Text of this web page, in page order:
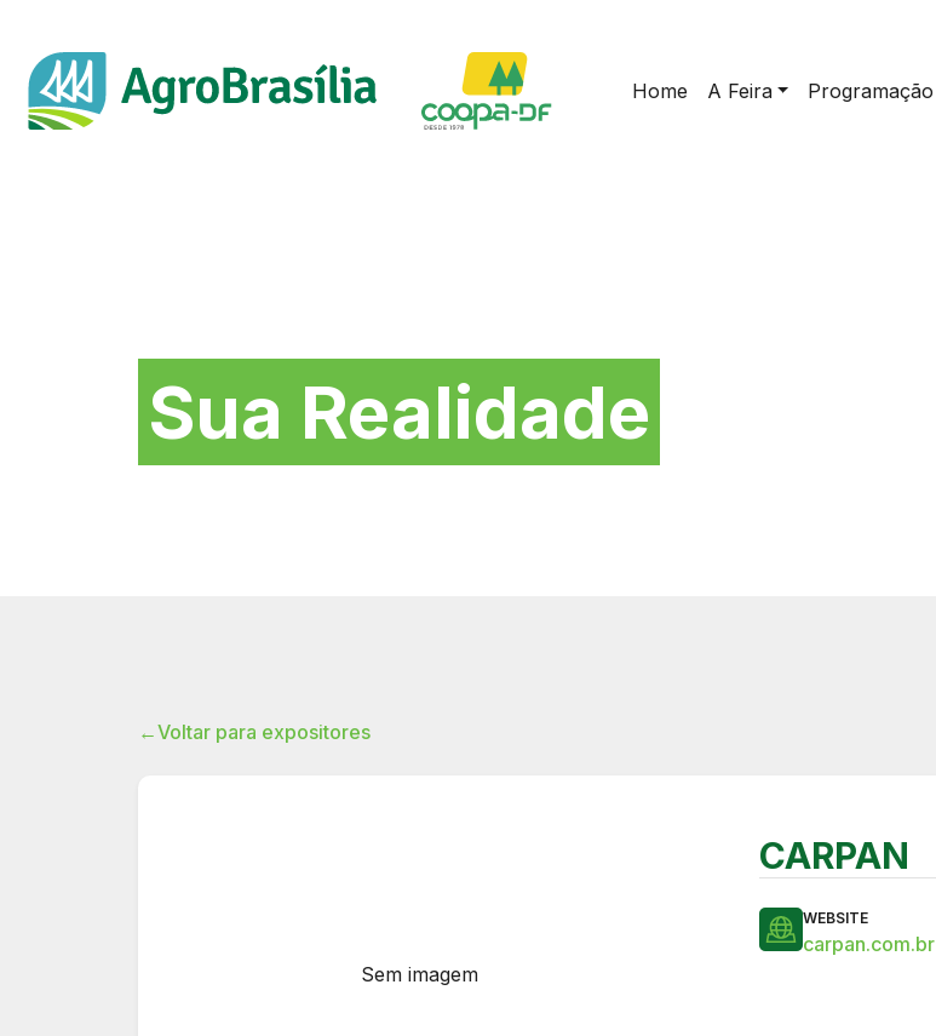
Home A Feira Programação
Sua Realidade
←Voltar para expositores
Sem imagem
CARPAN
WEBSITE
carpan.com.br